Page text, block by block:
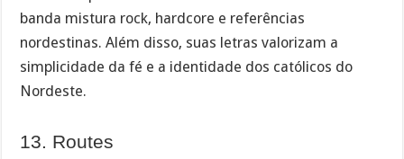
banda mistura rock, hardcore e referências
nordestinas. Além disso, suas letras valorizam a
simplicidade da fé e a identidade dos católicos do
Nordeste.
13. Routes